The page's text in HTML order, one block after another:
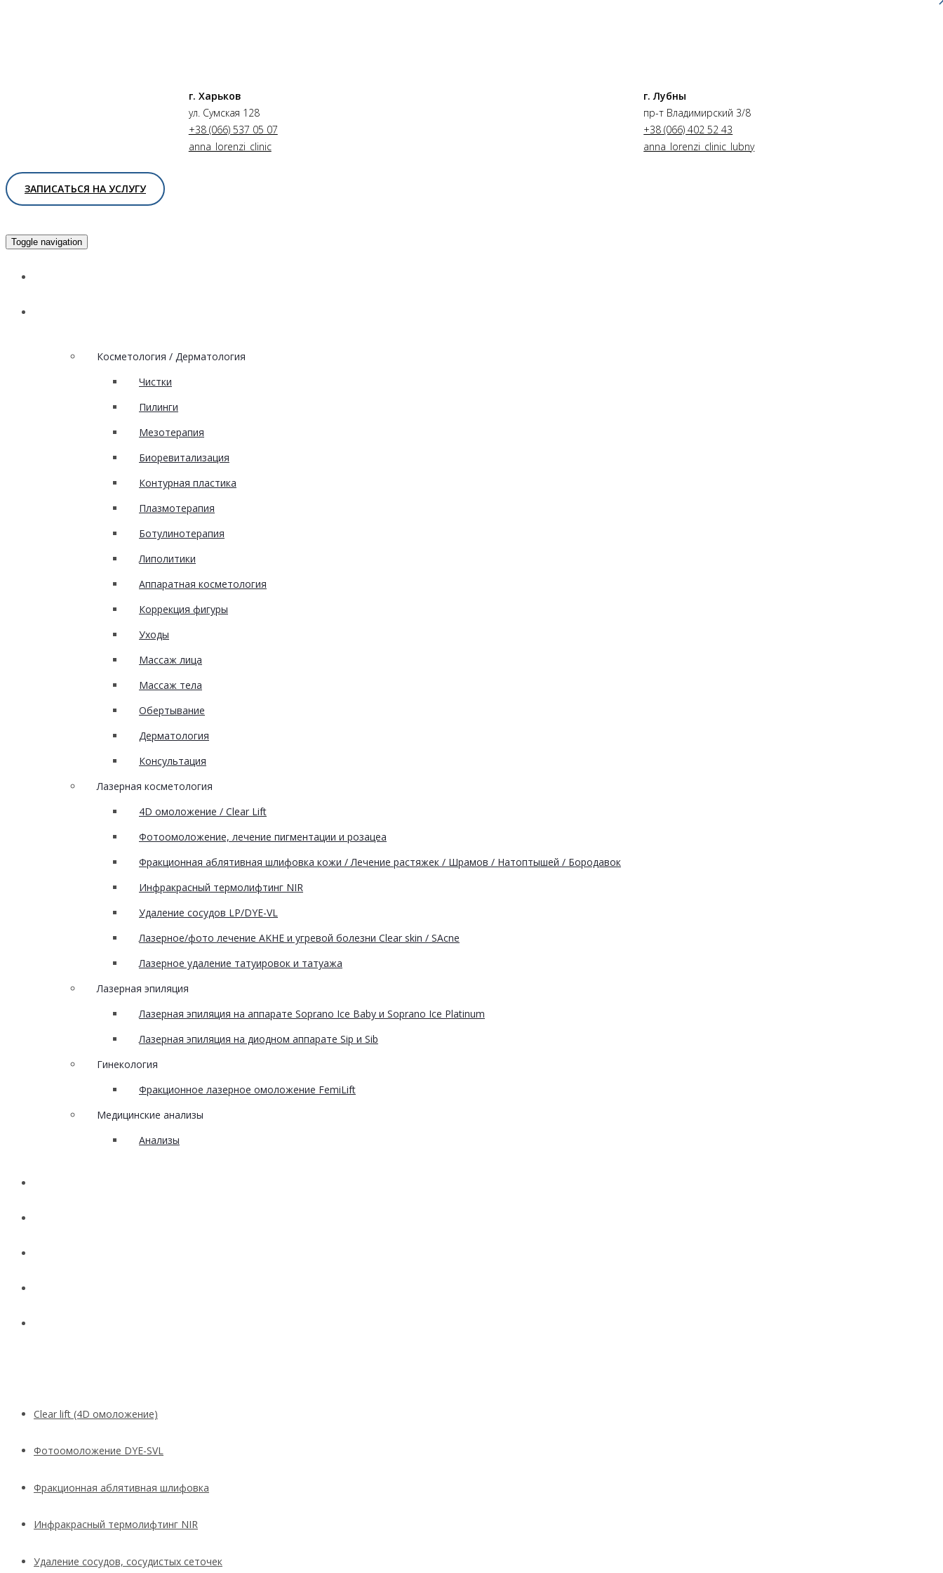
г. Харьков
ул. Сумская 128
+38 (066) 537 05 07
anna_lorenzi_clinic
г. Лубны
пр-т Владимирский 3/8
+38 (066) 402 52 43
anna_lorenzi_clinic_lubny
ЗАПИСАТЬСЯ НА УСЛУГУ
Toggle navigation
Косметология / Дерматология
Чистки
Пилинги
Мезотерапия
Биоревитализация
Контурная пластика
Плазмотерапия
Ботулинотерапия
Липолитики
Аппаратная косметология
Коррекция фигуры
Уходы
Массаж лица
Массаж тела
Обертывание
Дерматология
Консультация
Лазерная косметология
4D омоложение / Clear Lift
Фотоомоложение, лечение пигментации и розацеа
Фракционная аблятивная шлифовка кожи / Лечение растяжек / Шрамов / Натоптышей / Бородавок
Инфракрасный термолифтинг NIR
Удаление сосудов LP/DYE-VL
Лазерное/фото лечение AKHE и угревой болезни Clear skin / SAcne
Лазерное удаление татуировок и татуажа
Лазерная эпиляция
Лазерная эпиляция на аппарате Soprano Ice Baby и Soprano Ice Platinum
Лазерная эпиляция на диодном аппарате Sip и Sib
Гинекология
Фракционное лазерное омоложение FemiLift
Медицинские анализы
Анализы
Clear lift (4D омоложение)
Фотоомоложение DYE-SVL
Фракционная аблятивная шлифовка
Инфракрасный термолифтинг NIR
Удаление сосудов, сосудистых сеточек